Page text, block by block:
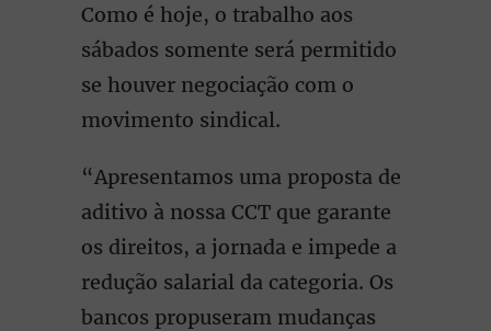
Como é hoje, o trabalho aos
sábados somente será permitido
se houver negociação com o
movimento sindical.
“Apresentamos uma proposta de
aditivo à nossa CCT que garante
os direitos, a jornada e impede a
redução salarial da categoria. Os
bancos propuseram mudanças